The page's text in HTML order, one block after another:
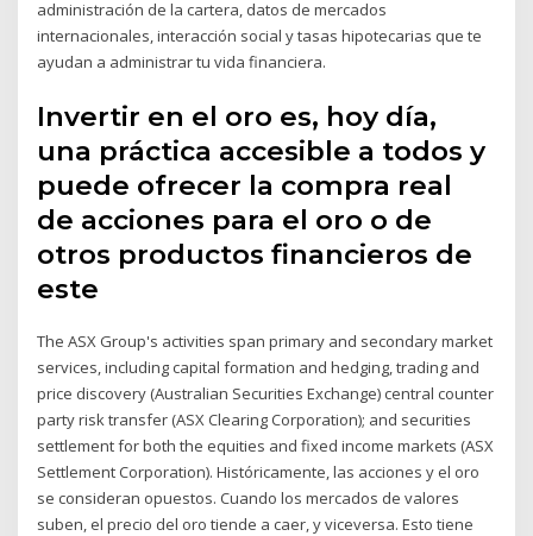
administración de la cartera, datos de mercados
internacionales, interacción social y tasas hipotecarias que te
ayudan a administrar tu vida financiera.
Invertir en el oro es, hoy día,
una práctica accesible a todos y
puede ofrecer la compra real
de acciones para el oro o de
otros productos financieros de
este
The ASX Group's activities span primary and secondary market
services, including capital formation and hedging, trading and
price discovery (Australian Securities Exchange) central counter
party risk transfer (ASX Clearing Corporation); and securities
settlement for both the equities and fixed income markets (ASX
Settlement Corporation). Históricamente, las acciones y el oro
se consideran opuestos. Cuando los mercados de valores
suben, el precio del oro tiende a caer, y viceversa. Esto tiene